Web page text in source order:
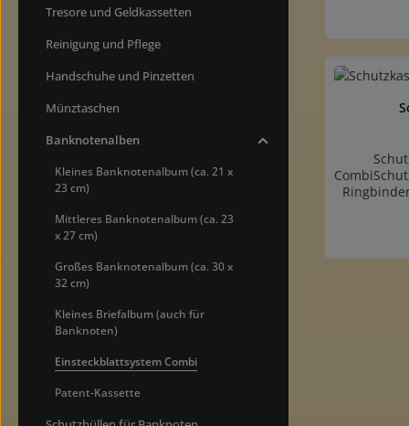
Tresore und Geldkassetten
Reinigung und Pflege
Handschuhe und Pinzetten
Münztaschen
Banknotenalben
Kleines Banknotenalbum (ca. 21 x
23 cm)
Mittleres Banknotenalbum (ca. 23
x 27 cm)
Großes Banknotenalbum (ca. 30 x
32 cm)
Kleines Briefalbum (auch für
Banknoten)
Einsteckblattsystem Combi
Patent-Kassette
und
für etwa
plus
stabiler